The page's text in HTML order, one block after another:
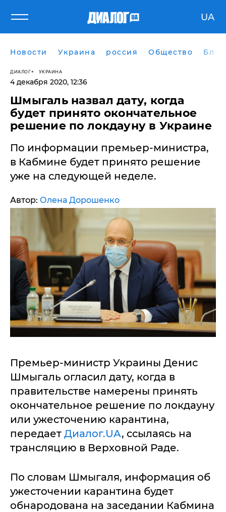
UA
Новости Украина россия Общество
ДИАЛОГ УКРАИНА
4 декабря 2020, 12:36
Шмыгаль назвал дату, когда
будет принято окончательное
решение по локдауну в Украине
По информации премьер-министра,
в Кабмине будет принято решение
уже на следующей неделе.
Автор: Олена Дорошенко
Премьер-министр Украины Денис
Шмыгаль огласил дату, когда в
правительстве намерены принять
окончательное решение по локдауну
или ужесточению карантина,
передает Диалог.UA, ссылаясь на
трансляцию в Верховной Раде.
По словам Шмыгаля, информация об
ужесточении карантина будет
обнародована на заседании Кабмина